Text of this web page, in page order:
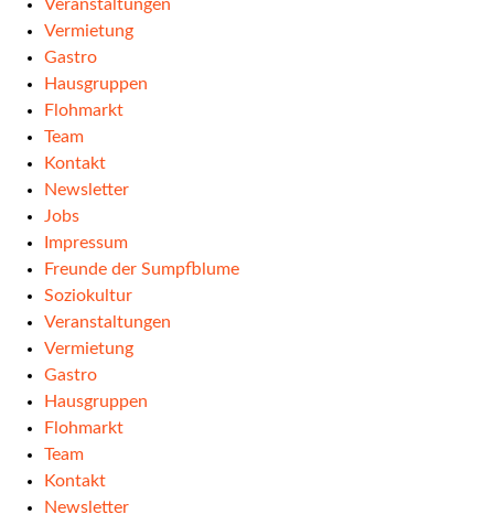
Veranstaltungen
Vermietung
Gastro
Hausgruppen
Flohmarkt
Team
Kontakt
Newsletter
Jobs
Impressum
Freunde der Sumpfblume
Soziokultur
Veranstaltungen
Vermietung
Gastro
Hausgruppen
Flohmarkt
Team
Kontakt
Newsletter